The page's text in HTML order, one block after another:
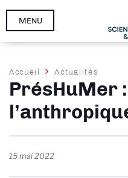
Aller
MENU
Fil
d'Ariane
Accueil Actualités
PrésHuMer
15 mai 2022